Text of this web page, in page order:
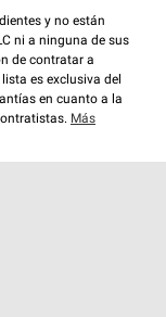
y no están
ni a ninguna de sus
de contratar a
es exclusiva del
en cuanto a la
Más